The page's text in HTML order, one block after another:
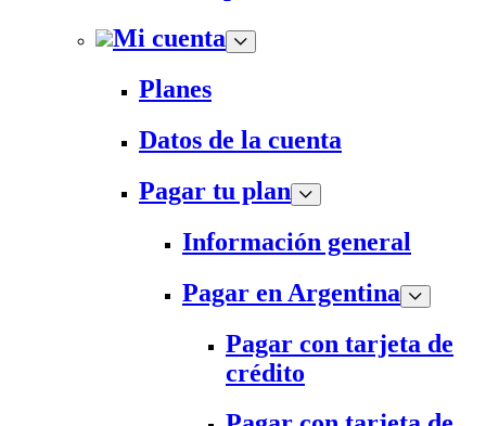
Mi cuenta
Planes
Datos de la cuenta
Pagar tu plan
Información general
Pagar en Argentina
Pagar con tarjeta de
crédito